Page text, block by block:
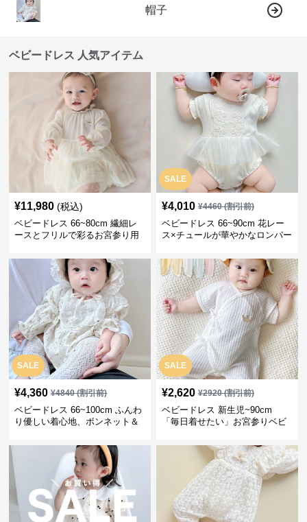
帽子
ベビードレス 人気アイテム
¥11,980 (税込)
ベビードレス 66~80cm 繊細レ
ースとフリルで彩るお宮参り用
SALE
¥4,010 ¥4460(割引前)
ベビードレス 66~90cm 花レー
ス×チュールが華やかなロンパー
SALE
¥4,360 ¥4840(割引前)
ベビードレス 66~100cm ふんわ
り優しい着心地、ボンネット＆
レス 記念フォト
SALE
¥2,620 ¥2920(割引前)
ベビードレス 新生児~90cm
「毎日着せたい」お宮参りベビ